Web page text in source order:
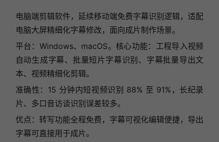
电脑端剪辑软件，延续移动端免费字幕识别逻辑，适配
电脑大屏精细化字幕修改，面向成片制作场景。
平台：Windows、macOS。核心功能：工程导入视频
自动生成字幕、批量短片字幕识别、字幕批量导出文
本、视频精细化剪辑。
准确性：15 分钟内短视频识别 88% 至 91%，长纪录
片、多口音访谈识别误差较多。
优点：转写功能全程免费，字幕可视化编辑便捷，导出
字幕可直接用于成片。